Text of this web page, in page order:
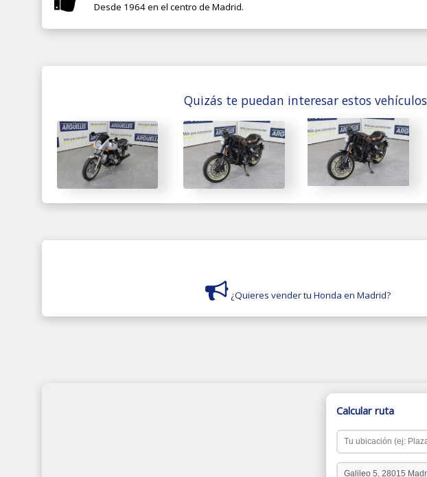
Desde 1964 en el centro de Madrid.
Quizás te puedan interesar estos vehículos
¿Quieres vender tu Honda en Madrid?
Calcular ruta